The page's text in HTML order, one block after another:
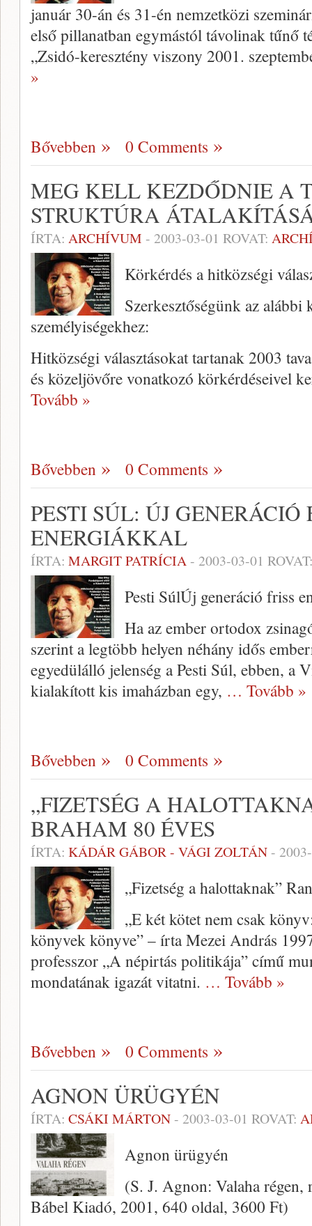
január 30-án és 31-én nem­zetközi
első pillanatban egymástól távolinak tűnő
„Zsidó-keresztény viszony 2001.
»
Bővebben 0 Comments
MEG KELL KEZDŐDNIE A
STRUKTÚRA
ÍRTA: ARCHÍVUM - 2003-03-01 ROVAT:
Körkérdés a hitközségi
Szerkesztőségünk az
személyiségekhez:
Hitközségi választásokat tartanak 2003
és kö­zeljövőre vonatkozó körkérdéseivel
Tovább »
Bővebben 0 Comments
PESTI SÚL: ÚJ GENERÁCIÓ
ENERGIÁKKAL
ÍRTA: MARGIT PATRÍCIA- 2003-03-01
Pesti SúlÚj generáció friss
Ha az ember ortodox
szerint a legtöbb he­lyen néhány idős
egyedülálló jelenség a Pesti Súl, ebben, a
kialakított kis imaházban egy, … Tovább »
Bővebben 0 Comments
„FIZETSÉG A
BRAHAM 80 ÉVES
ÍRTA: KÁDÁR GÁBOR - VÁGI ZOLTÁN-
„Fizetség a halottaknak”
„E két kötet nem csak
könyvek könyve” – írta Mezei András
professzor „A népirtás politiká­ja” című
mondatának igazát vitatni. … Tovább »
Bővebben 0 Comments
AGNON ÜRÜGYÉN
ÍRTA: CSÁKI MÁRTON- 2003-03-01 ROVAT:
Agnon ürügyén
(S. J. Agnon: Valaha
Bábel Kiadó, 2001, 640 oldal, 3600 Ft)